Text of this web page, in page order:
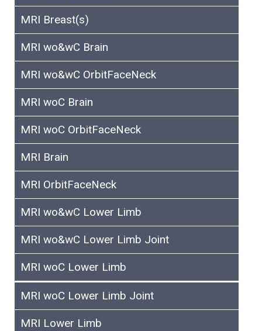
MRI Breast(s)
MRI wo&wC Brain
MRI wo&wC OrbitFaceNeck
MRI woC Brain
MRI woC OrbitFaceNeck
MRI Brain
MRI OrbitFaceNeck
MRI wo&wC Lower Limb
MRI wo&wC Lower Limb Joint
MRI woC Lower Limb
MRI woC Lower Limb Joint
MRI Lower Limb